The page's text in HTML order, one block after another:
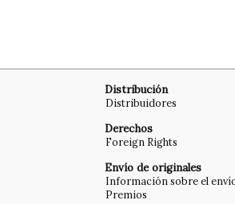
Distribución
Distribuidores
Derechos
Foreign Rights
Envío de originales
Información sobre el
Premios